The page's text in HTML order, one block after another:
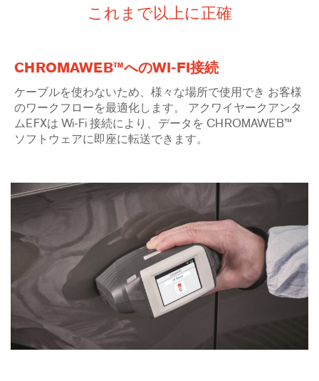
これまで以上に正確
CHROMAWEB™へのWI-FI接続
ケーブルを使わないため、様々な場所で使用でき お客様
のワークフローを最適化します。 アクワイヤークアンタ
ムEFXは Wi-Fi 接続により、データを CHROMAWEB™
ソフトウェアに即座に転送できます。